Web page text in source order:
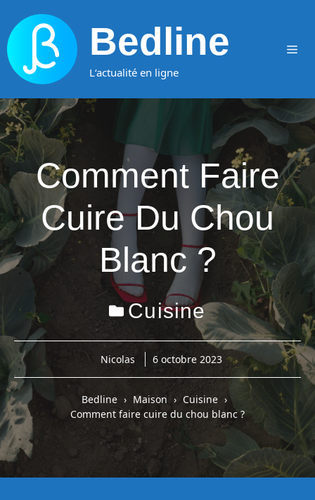
au
contenu
Bedline
L‘actualité en ligne
Comment Faire
Cuire Du Chou
Blanc ?
Cuisine
Nicolas 6 octobre 2023
Bedline Maison
Cuisine
Comment faire cuire du chou blanc ?